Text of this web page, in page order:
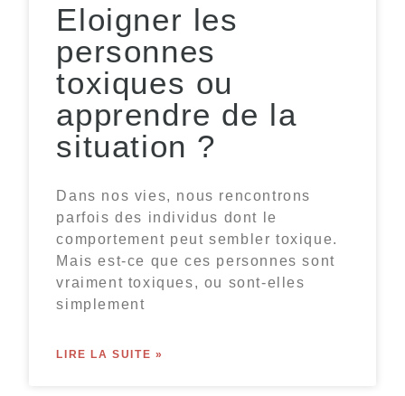
Eloigner les
personnes
toxiques ou
apprendre de la
situation ?
Dans nos vies, nous rencontrons
parfois des individus dont le
comportement peut sembler toxique.
Mais est-ce que ces personnes sont
vraiment toxiques, ou sont-elles
simplement
LIRE LA SUITE »